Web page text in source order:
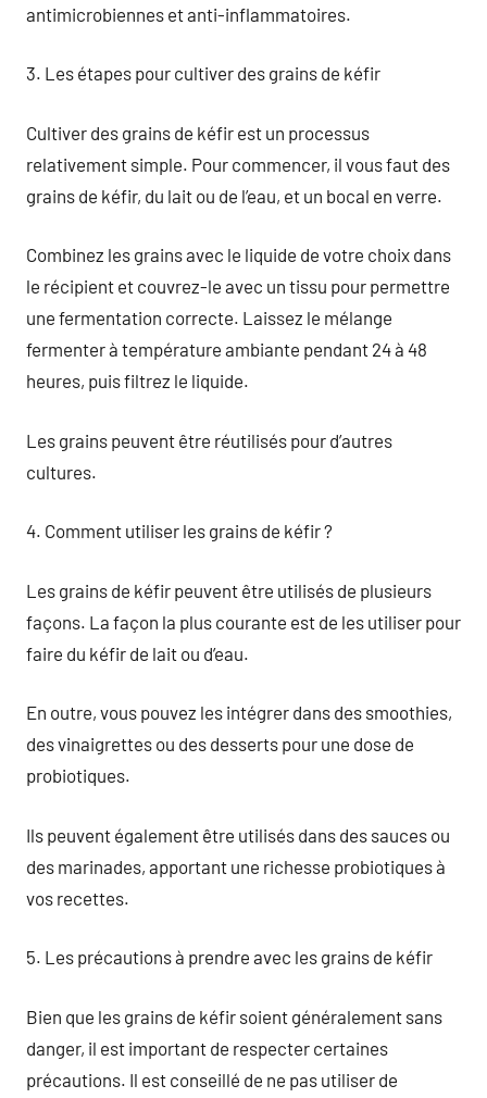
antimicrobiennes et anti-inflammatoires.
3. Les étapes pour cultiver des grains de kéfir
Cultiver des grains de kéfir est un processus
relativement simple. Pour commencer, il vous faut des
grains de kéfir, du lait ou de l’eau, et un bocal en verre.
Combinez les grains avec le liquide de votre choix dans
le récipient et couvrez-le avec un tissu pour permettre
une fermentation correcte. Laissez le mélange
fermenter à température ambiante pendant 24 à 48
heures, puis filtrez le liquide.
Les grains peuvent être réutilisés pour d’autres
cultures.
4. Comment utiliser les grains de kéfir ?
Les grains de kéfir peuvent être utilisés de plusieurs
façons. La façon la plus courante est de les utiliser pour
faire du kéfir de lait ou d’eau.
En outre, vous pouvez les intégrer dans des smoothies,
des vinaigrettes ou des desserts pour une dose de
probiotiques.
Ils peuvent également être utilisés dans des sauces ou
des marinades, apportant une richesse probiotiques à
vos recettes.
5. Les précautions à prendre avec les grains de kéfir
Bien que les grains de kéfir soient généralement sans
danger, il est important de respecter certaines
précautions. Il est conseillé de ne pas utiliser de